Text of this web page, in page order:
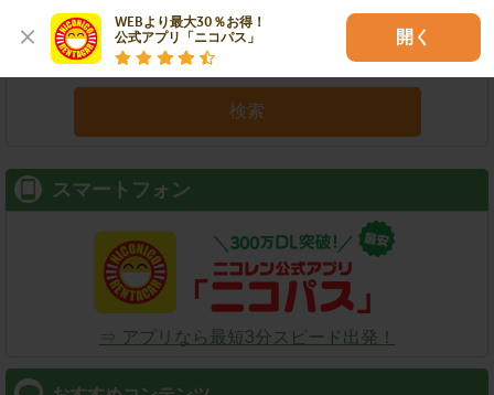
WEBより最大30％お得！
公式アプリ「ニコパス」
開く
検索
スマートフォン
⇒ アプリなら最短3分スピード出発！